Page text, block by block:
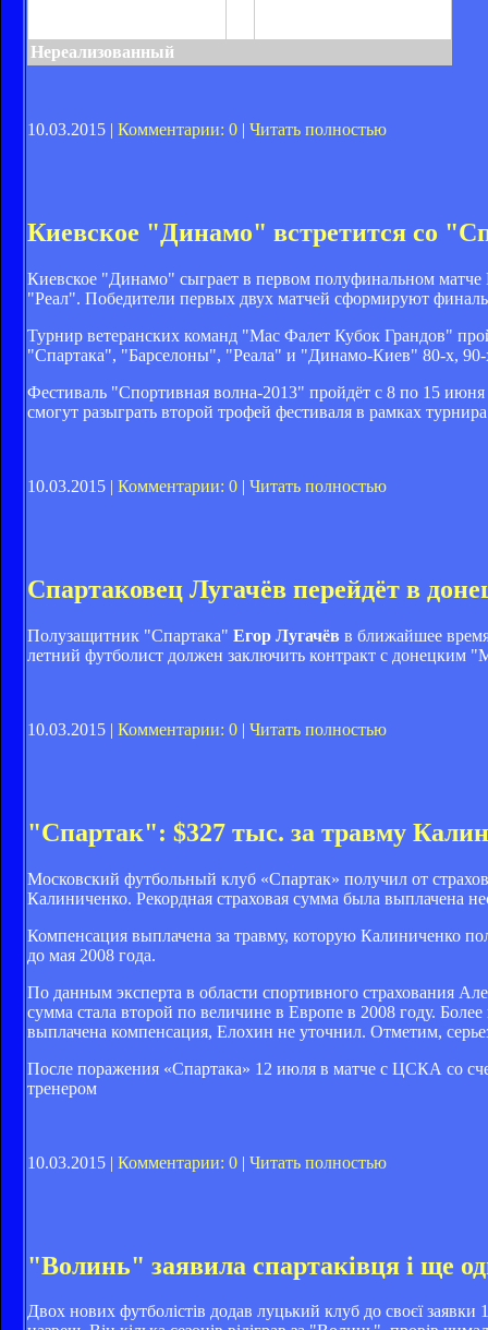
Нереализованный
10.03.2015 | Комментарии: 0 | Читать полностью
Киевское "Динамо" встретится со
Киевское "Динамо" сыграет в первом полуфинальном
"Реал". Победители первых двух матчей сформируют
Турнир ветеранских команд "Мас Фалет Кубок Грандов"
"Спартака", "Барселоны", "Реала" и "Динамо-Киев" 80-х, 90-
Фестиваль "Спортивная волна-2013" пройдёт с 8 по 15
смогут разыграть второй трофей фестиваля в рамках
10.03.2015 | Комментарии: 0 | Читать полностью
Спартаковец Лугачёв перейдёт в
Полузащитник "Спартака" Егор Лугачёв в ближайшее
летний футболист должен заключить контракт с донецким
10.03.2015 | Комментарии: 0 | Читать полностью
"Спартак": $327 тыс. за травму
Московский футбольный клуб «Спартак» получил от
Калиниченко. Рекордная страховая сумма была выплачена
Компенсация выплачена за травму, которую Калиниченко
до мая 2008 года.
По данным эксперта в области спортивного страхования
сумма стала второй по величине в Европе в 2008 году.
выплачена компенсация, Елохин не уточнил. Отметим,
После поражения «Спартака» 12 июля в матче с ЦСКА со
тренером
10.03.2015 | Комментарии: 0 | Читать полностью
"Волинь" заявила спартаківця і ще
Двох нових футболістів додав луцький клуб до своєї